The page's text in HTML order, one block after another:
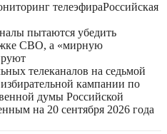
телеэфираРоссийская
пытаются убедить
СВО, а «мирную
телеканалов на седьмой
кампании по
думы Российской
на 20 сентября 2026 года